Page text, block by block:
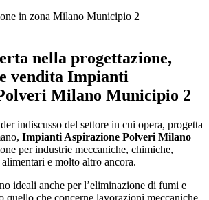
nella progettazione,
vendita Impianti
Milano Municipio 2
indiscusso del settore in cui opera, progetta
Impianti Aspirazione Polveri Milano
per industrie meccaniche, chimiche,
e molto altro ancora.
ideali anche per l’eliminazione di fumi e
quello che concerne lavorazioni meccaniche,